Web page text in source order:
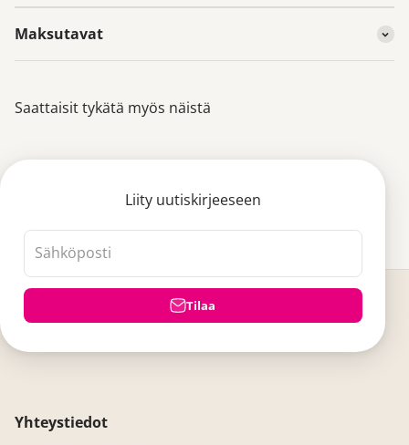
Maksutavat
Saattaisit tykätä myös näistä
Liity uutiskirjeeseen
Sähköposti
Tilaa
Yhteystiedot